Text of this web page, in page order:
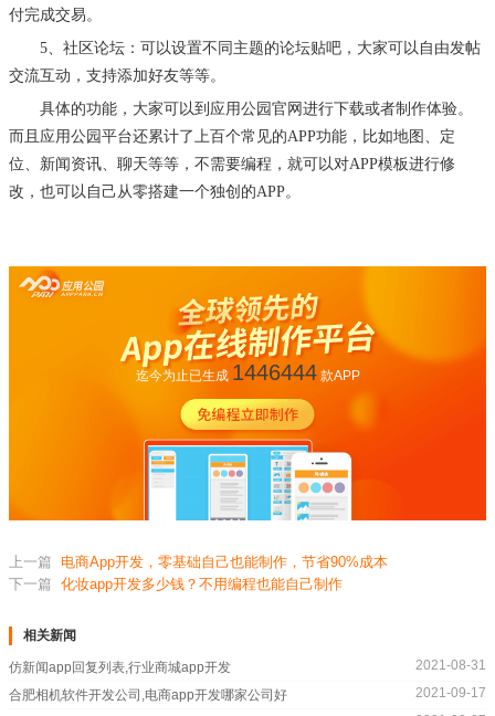
付完成交易。
5、 社区论坛：可以设置不同主题的论坛贴吧，大家可以自由发帖
交流互动，支持添加好友等等。
具体的功能，大家可以到应用公园官网进行下载或者制作体验。
而且应用公园平台还累计了上百个常见的APP功能，比如地图、定
位、新闻资讯、聊天等等，不需要编程，就可以对APP模板进行修
改，也可以自己从零搭建一个独创的APP。
迄今为止已生成 1446444款APP
上一篇
电商App开发，零基础自己也能制作，节省90%成本
下一篇 化妆app开发多少钱？不用编程也能自己制作
相关新闻
仿新闻app回复列表,行业商城app开发
2021-08-31
合肥相机软件开发公司,电商app开发哪家公司好
2021-09-17